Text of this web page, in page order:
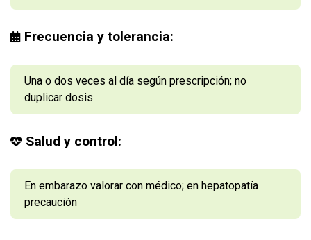
Frecuencia y tolerancia:
Una o dos veces al día según prescripción; no
duplicar dosis
Salud y control:
En embarazo valorar con médico; en hepatopatía
precaución